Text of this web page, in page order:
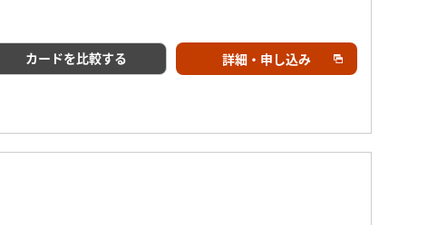
カードを比較する 詳細・申し込み